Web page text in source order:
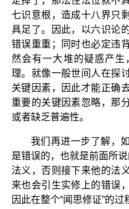
七识意根，造成十八界只
具足了。因此，以六识论
错误重重；同时也必定违
然会有一大堆的疑惑产
理。就像一般世间人在探
关键因素，因此才能正确
重要的关键因素忽略，那
或者缺乏普遍性。
我们再进一步了解，
是错误的，也就是前面所
法义，否则接下来他的法
来也会引生实修上的错误
因此在整个“闻思修证”的